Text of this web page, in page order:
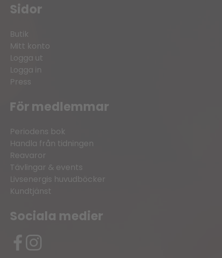
Sidor
Butik
Mitt konto
Logga ut
Logga in
Press
För medlemmar
Periodens bok
Handla från tidningen
Reavaror
Tävlingar & events
Livsenergis huvudböcker
Kundtjänst
Sociala medier